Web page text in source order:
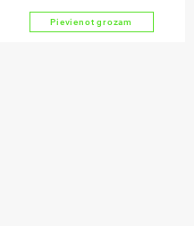
was:
€3,125.00.
is:
Pievienot grozam